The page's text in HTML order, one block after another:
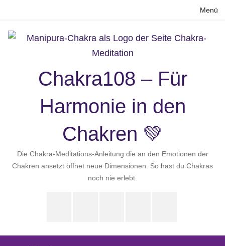
springen
Menü
Chakra108 – Für
Harmonie in den
Chakren 💚
Die Chakra-Meditations-Anleitung die an den Emotionen der
Chakren ansetzt öffnet neue Dimensionen. So hast du Chakras
noch nie erlebt.